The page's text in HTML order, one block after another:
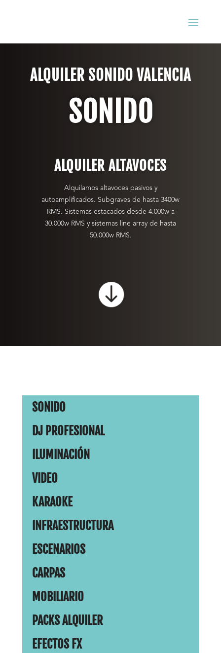
ALQUILER SONIDO VALENCIA
SONIDO
ALQUILER ALTAVOCES
Alquilamos altavoces pasivos y
autoamplificados. Subgraves de hasta 3400w
RMS. Sistemas estacados desde 4.000w a
30.000w RMS y sistemas line array de hasta
50.000w RMS.

SONIDO
DJ PROFESIONAL
ILUMINACIÓN
VIDEO
KARAOKE
INFRAESTRUCTURA
ESCENARIOS
CARPAS
MOBILIARIO
PACKS ALQUILER
EFECTOS FX